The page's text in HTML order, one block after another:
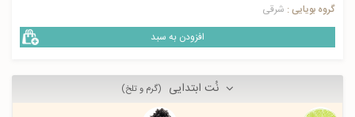
گروه بویایی : شرقی
افزودن به سبد
نُت ابتدایی (گرم و تلخ)